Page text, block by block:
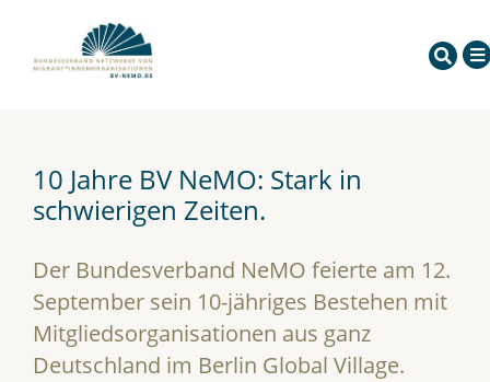
10 Jahre BV NeMO: Stark in
schwierigen Zeiten.
Der Bundesverband NeMO feierte am 12.
September sein 10-jähriges Bestehen mit
Mitgliedsorganisationen aus ganz
Deutschland im Berlin Global Village.